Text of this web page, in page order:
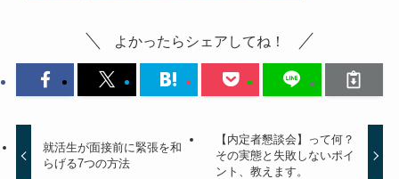
よかったらシェアしてね！
就活生が面接前に緊張を和
らげる7つの方法
【内定者懇談会】って何？
その実態と失敗しないポイ
ント、教えます。